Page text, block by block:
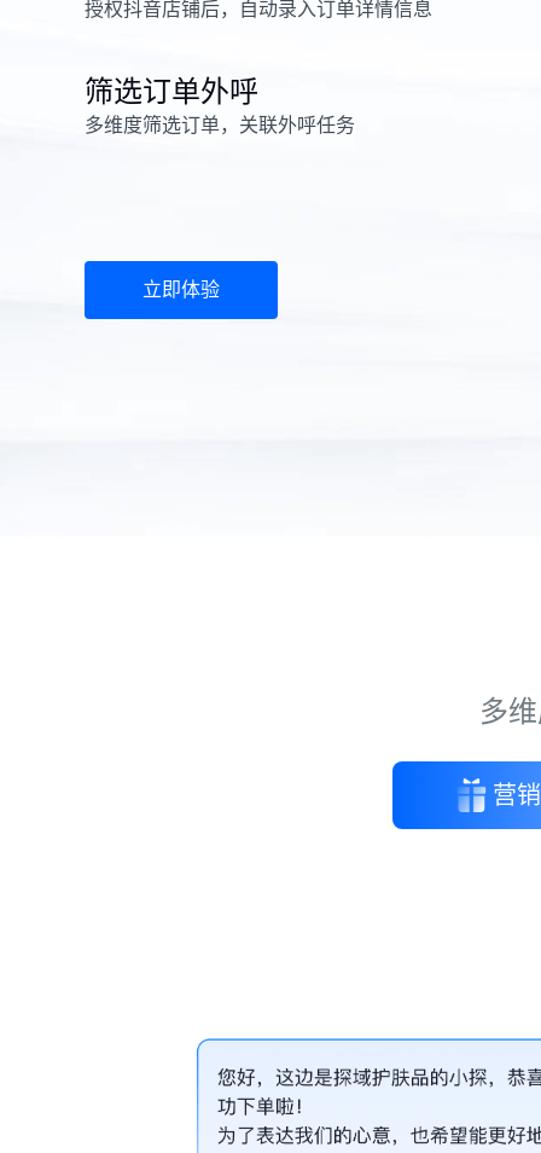
授权抖音店铺后，自动录入订单详情信息
筛选订单外呼
多维度筛选订单，关联外呼任务
立即体验
多
营